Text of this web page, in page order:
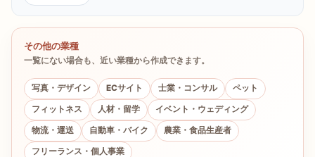
その他の業種
一覧にない場合も、近い業種から作成できます。
写真・デザイン ECサイト 士業・コンサル ペット
フィットネス 人材・留学 イベント・ウェディング
物流・運送 自動車・バイク 農業・食品生産者
フリーランス・個人事業